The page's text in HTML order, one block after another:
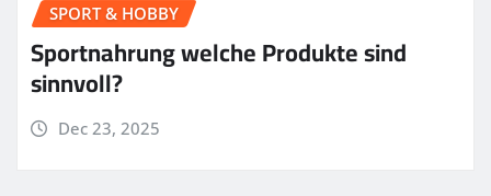
SPORT & HOBBY
Sportnahrung welche Produkte sind
sinnvoll?
Dec 23, 2025